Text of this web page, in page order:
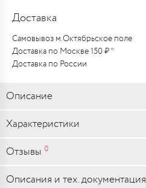
Доставка
Самовывоз м.Октябрьское поле
Доставка по Москве 150 ₽ *
Доставка по России
Описание
Характеристики
Отзывы 0
Описания и тех. документация